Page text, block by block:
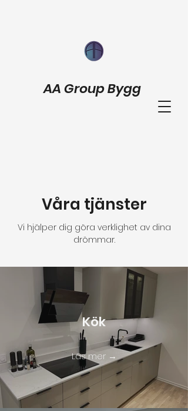
AA Group Bygg
Våra tjänster
Vi hjälper dig göra verklighet av dina
drömmar.
Kök
Läs mer →